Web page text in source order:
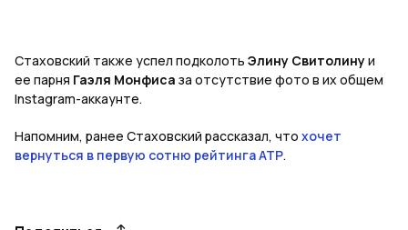
Стаховский также успел подколоть Элину Свитолинуи
ее парня Гаэля Монфиса за отсутствие фото в их общем
Instagram-аккаунте.
Напомним, ранее Стаховский рассказал, что хочет
вернуться в первую сотню рейтинга ATP.